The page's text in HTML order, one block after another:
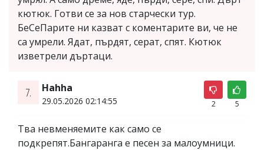
кютюк. Готви се за нов старчески тур.
БеСеПарите ни казват с коментарите ви, че не
са умрели. Ядат, пърдят, серат, спят. Кютюк
изветрели дъртаци.
7. Hahha
29.05.2026 02:14:55 2 5
Тва невменяемите как само се
подкрепят.Бангаранга е песен за малоумници.